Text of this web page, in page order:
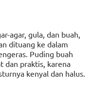
agar, gula, dan buah,
dituang ke dalam
Puding buah
dan praktis, karena
kenyal dan halus.